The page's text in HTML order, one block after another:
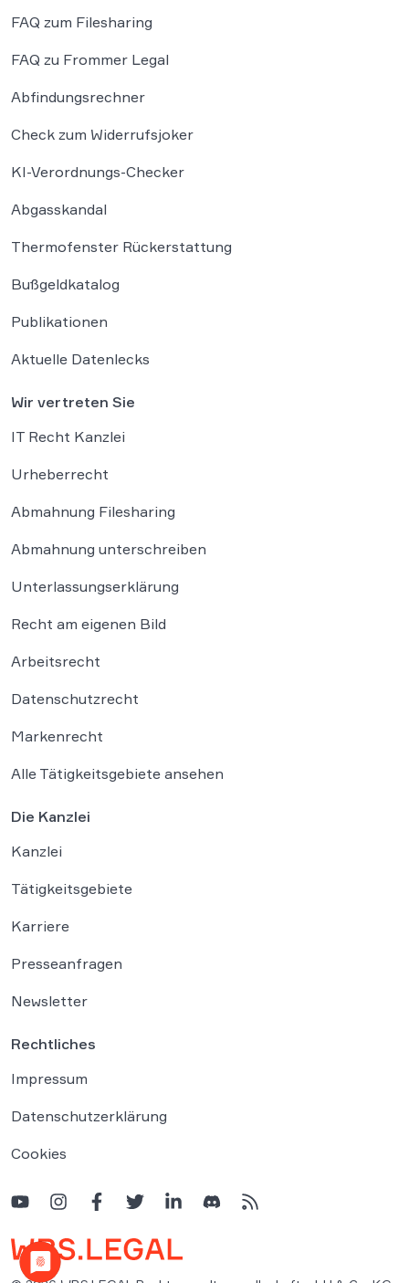
FAQ zum Filesharing
FAQ zu Frommer Legal
Abfindungsrechner
Check zum Widerrufsjoker
KI-Verordnungs-Checker
Abgasskandal
Thermofenster Rückerstattung
Bußgeldkatalog
Publikationen
Aktuelle Datenlecks
Wir vertreten Sie
IT Recht Kanzlei
Urheberrecht
Abmahnung Filesharing
Abmahnung unterschreiben
Unterlassungserklärung
Recht am eigenen Bild
Arbeitsrecht
Datenschutzrecht
Markenrecht
Alle Tätigkeitsgebiete ansehen
Die Kanzlei
Kanzlei
Tätigkeitsgebiete
Karriere
Presseanfragen
Newsletter
Rechtliches
Impressum
Datenschutzerklärung
Cookies